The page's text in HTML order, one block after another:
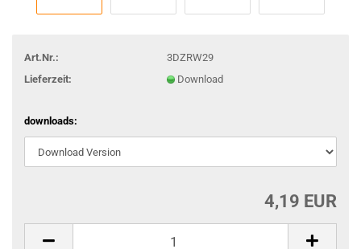
Art.Nr.:
3DZRW29
Lieferzeit:
Download
downloads:
4,19 EUR